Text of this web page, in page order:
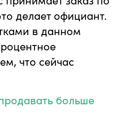
делает официант.
в данном
что сейчас
больше